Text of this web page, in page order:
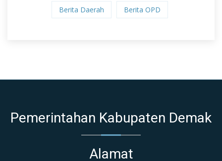
Berita Daerah Berita OPD
Pemerintahan Kabupaten Demak
Alamat